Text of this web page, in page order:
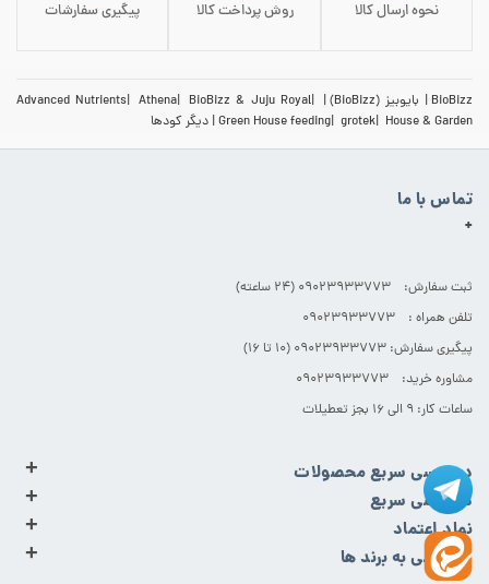
نحوه ارسال کالا روش پرداخت کالا پیگیری سفارشات
BioBizz بایوبیز (BioBizz) Advanced Nutrients Athena
BioBizz & Juju Royal
Green House feeding grotek House & Garden دیگر کودها
تماس با ما
+
ثبت سفارش: 09023933773 (۲۴ ساعته)
تلفن همراه : 09023933773
پیگیری سفارش: 09023933773 (۱۰ تا ۱۶)
مشاوره خرید: 09023933773
ساعات کار: ۹ الی ۱۶ بجز تعطیلات
دسترسی سریع محصولات +
دسترسی سریع +
نماد اعتماد +
دسترسی به برند ها +